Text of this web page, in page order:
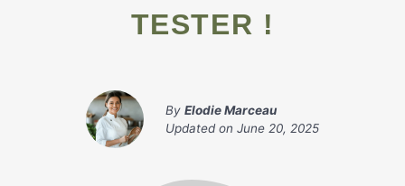
TESTER !
By Elodie Marceau
Updated on June 20, 2025